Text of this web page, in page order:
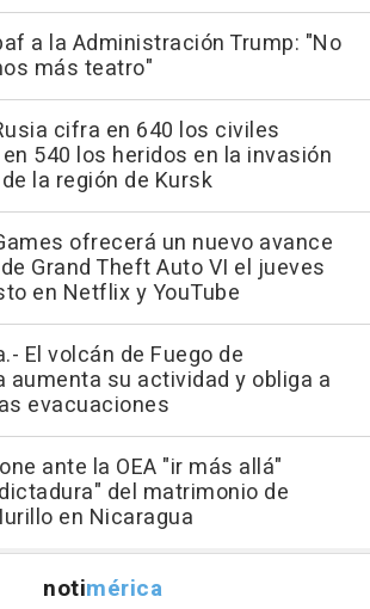
a la Administración Trump: "No
más teatro"
cifra en 640 los civiles
540 los heridos en la invasión
la región de Kursk
ofrecerá un nuevo avance
Grand Theft Auto VI el jueves
en Netflix y YouTube
El volcán de Fuego de
aumenta su actividad y obliga a
evacuaciones
ante la OEA "ir más allá"
del matrimonio de
en Nicaragua
notimérica